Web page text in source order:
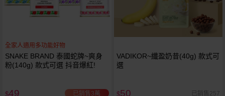
全家人適用多功能好物
SNAKE BRAND 泰國蛇牌~爽身
粉(140g) 款式可選 抖音爆紅!
$49 已銷售3萬
VADIKOR~纖盈奶昔(40g) 款式可
選
$50 已銷售257